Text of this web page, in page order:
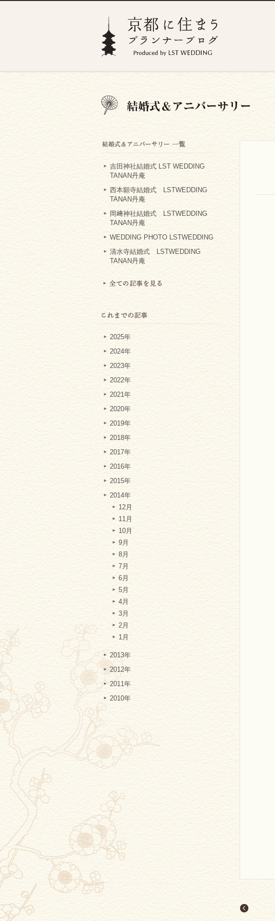
吉田神社結婚式 LST WEDDING
TANAN丹庵
西本願寺結婚式 LSTWEDDING
TANAN丹庵
岡﨑神社結婚式 LSTWEDDING
TANAN丹庵
WEDDING PHOTO LSTWEDDING
清水寺結婚式 LSTWEDDING
TANAN丹庵
2025年
2024年
2023年
2022年
2021年
2020年
2019年
2018年
2017年
2016年
2015年
2014年
12月
11月
10月
9月
8月
7月
6月
5月
4月
3月
2月
1月
2013年
2012年
2011年
2010年